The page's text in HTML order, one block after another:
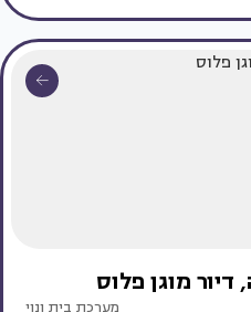
מוגן פלוס
מערכת בית ונוי